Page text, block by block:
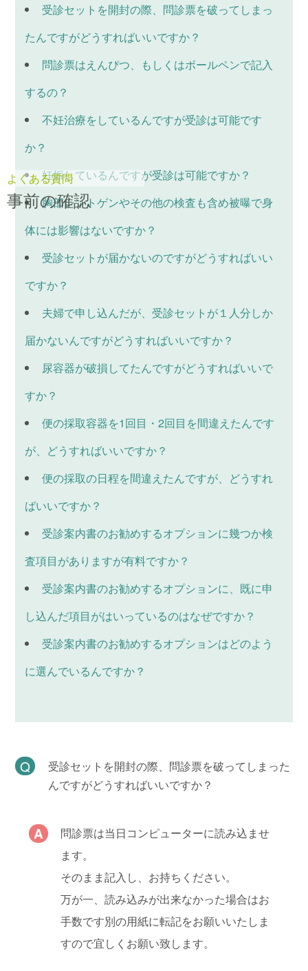
よくある質問
事前の確認
受診セットを開封の際、問診票を破ってしまっ
たんですがどうすればいいですか？
問診票はえんぴつ、もしくはボールペンで記入
するの？
不妊治療をしているんですが受診は可能です
か？
妊娠しているんですが受診は可能ですか？
胸部レントゲンやその他の検査も含め被曝で身
体には影響はないですか？
受診セットが届かないのですがどうすればいい
ですか？
夫婦で申し込んだが、受診セットが１人分しか
届かないんですがどうすればいいですか？
尿容器が破損してたんですがどうすればいいで
すか？
便の採取容器を1回目・2回目を間違えたんです
が、どうすればいいですか？
便の採取の日程を間違えたんですが、どうすれ
ばいいですか？
受診案内書のお勧めするオプションに幾つか検
査項目がありますが有料ですか？
受診案内書のお勧めするオプションに、既に申
し込んだ項目がはいっているのはなぜですか？
受診案内書のお勧めするオプションはどのよう
に選んでいるんですか？
受診セットを開封の際、問診票を破ってしまった
んですがどうすればいいですか？
問診票は当日コンピューターに読み込ませ
ます。
そのまま記入し、お持ちください。
万が一、読み込みが出来なかった場合はお
手数です別の用紙に転記をお願いいたしま
すので宜しくお願い致します。